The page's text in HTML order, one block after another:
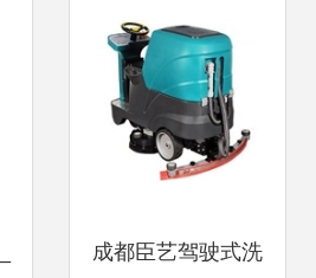
成都臣艺驾驶式洗